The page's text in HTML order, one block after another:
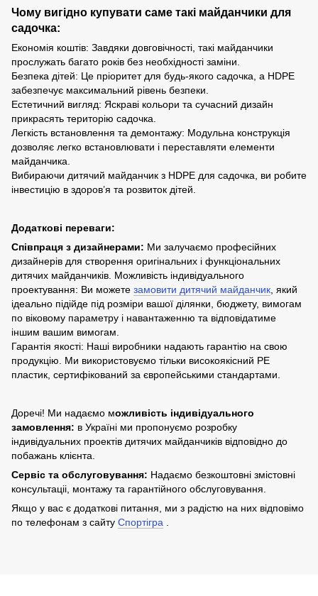
Чому вигідно купувати саме такі майданчики для
садочка:
Економія коштів: Завдяки довговічності, такі майданчики
прослужать багато років без необхідності заміни.
Безпека дітей: Це пріоритет для будь-якого садочка, а HDPE
забезпечує максимальний рівень безпеки.
Естетичний вигляд: Яскраві кольори та сучасний дизайн
прикрасять територію садочка.
Легкість встановлення та демонтажу: Модульна конструкція
дозволяє легко встановлювати і переставляти елементи
майданчика.
Вибираючи дитячий майданчик з HDPE для садочка, ви робите
інвестицію в здоров’я та розвиток дітей.
Додаткові переваги:
Співпраця з дизайнерами: Ми залучаємо професійних
дизайнерів для створення оригінальних і функціональних
дитячих майданчиків. Можливість індивідуального
проектування: Ви можете замовити дитячий майданчик , який
ідеально підійде під розміри вашої ділянки, бюджету, вимогам
по віковому параметру і навантаженню та відповідатиме
іншим вашим вимогам.
Гарантія якості: Наші виробники надають гарантію на свою
продукцію. Ми використовуємо тільки високоякісний PE
пластик, сертифікований за європейськими стандартами.
Доречі! Ми надаємо можливість індивідуального
замовлення: в Україні ми пропонуємо розробку
індивідуальних проектів дитячих майданчиків відповідно до
побажань клієнта.
Сервіс та обслуговування: Надаємо безкоштовні змістовні
консультаціі, монтажу та гарантійного обслуговування.
Якщо у вас є додаткові питання, ми з радістю на них відповімо
по телефонам з сайту Спортігра